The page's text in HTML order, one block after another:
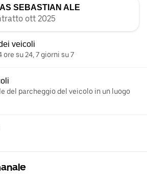
SEBASTIAN ALE
ott 2025
veicoli
su 24, 7 giorni su 7
del parcheggio del veicolo in un luogo